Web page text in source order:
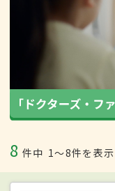
8 件中 1〜8件を表示